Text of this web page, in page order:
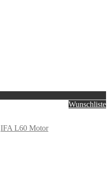
Wunschliste
IFA L60 Motor